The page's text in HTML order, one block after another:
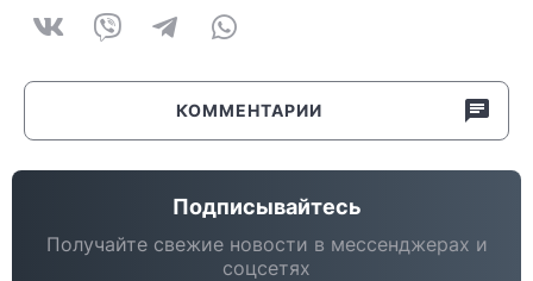
КОММЕНТАРИИ
Подписывайтесь
Получайте свежие новости в мессенджерах и
соцсетях